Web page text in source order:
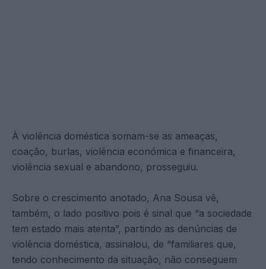
À violência doméstica somam-se as ameaças,
coação, burlas, violência económica e financeira,
violência sexual e abandono, prosseguiu.
Sobre o crescimento anotado, Ana Sousa vê,
também, o lado positivo pois é sinal que “a sociedade
tem estado mais atenta”, partindo as denúncias de
violência doméstica, assinalou, de “familiares que,
tendo conhecimento da situação, não conseguem